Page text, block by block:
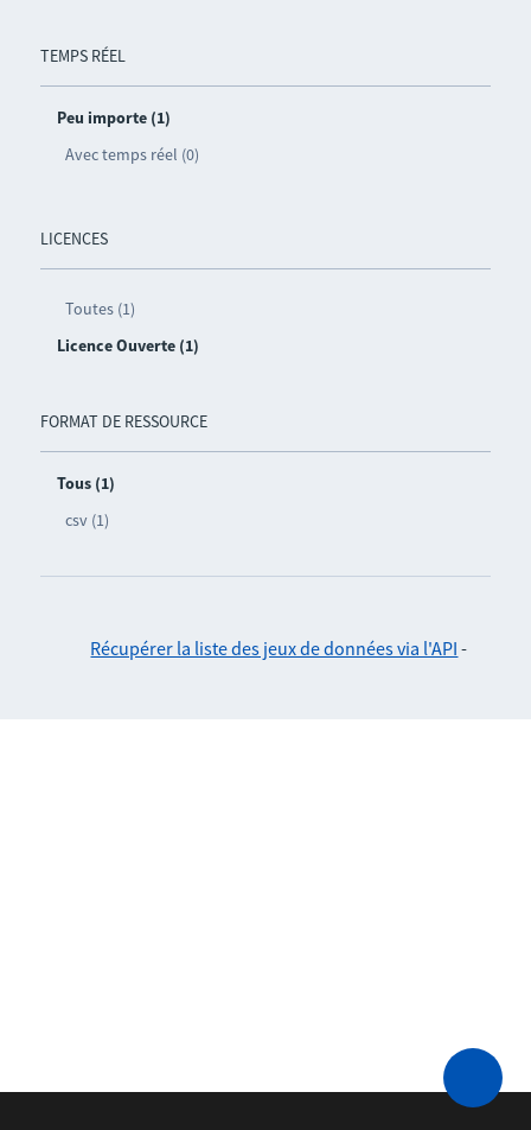
TEMPS RÉEL
Peu importe (1)
Avec temps réel (0)
LICENCES
Toutes (1)
Licence Ouverte (1)
FORMAT DE RESSOURCE
Tous (1)
csv (1)
Récupérer la liste des jeux de données via l'API -